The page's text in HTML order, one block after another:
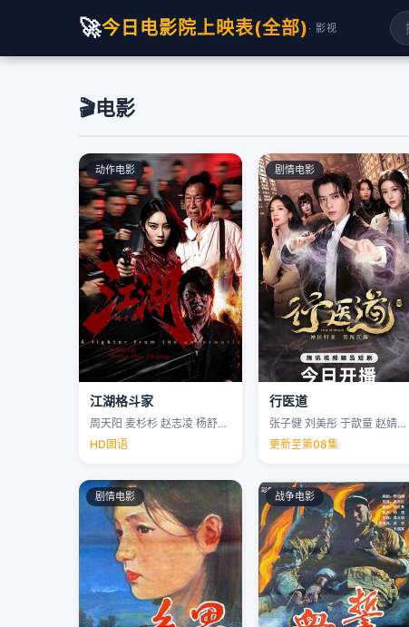
🚀今日电影院上映表(全部) · 影视
🎬电影
动作电影
江湖格斗家
周天阳 麦杉杉 赵志凌 杨舒米 …
HD国语
剧情电影
行医道
张子健 刘美彤 于歆童 赵婧祎 …
更新至第08集
剧情电影 战争电影